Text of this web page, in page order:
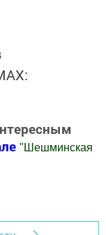
" Шешминская